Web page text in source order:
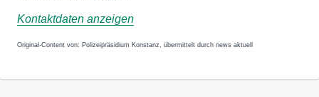
Kontaktdaten anzeigen
Original-Content von: Polizeipräsidium Konstanz, übermittelt durch news aktuell